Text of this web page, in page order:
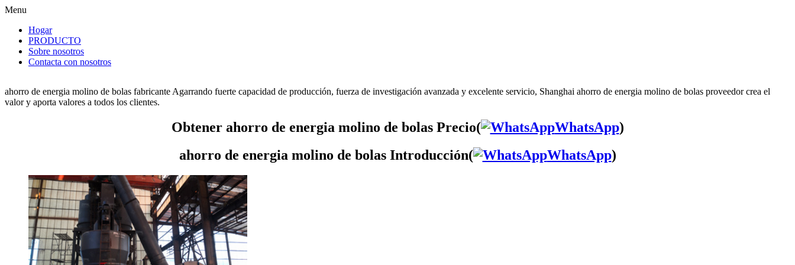
Menu
Hogar
PRODUCTO
Sobre nosotros
Contacta con nosotros
ahorro de energia molino de bolas fabricante Agarrando fuerte capacidad de producción, fuerza de investigación avanzada y excelente servicio, Shanghai ahorro de energia molino de bolas proveedor crea el
valor y aporta valores a todos los clientes.
Obtener ahorro de energia molino de bolas Precio( WhatsApp)
ahorro de energia molino de bolas Introducción(
WhatsApp)